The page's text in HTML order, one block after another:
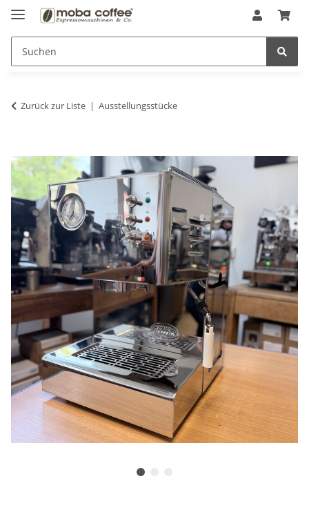
Zurück zur Liste Ausstellungsstücke